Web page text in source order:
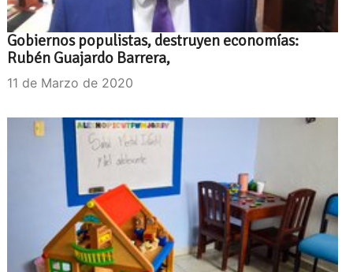
Gobiernos populistas, destruyen economías:
Rubén Guajardo Barrera,
11 de Marzo de 2020